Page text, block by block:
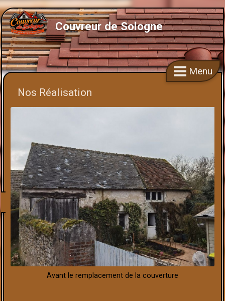
Couvreur de Sologne
Menu
Nos Réalisation
Avant le remplacement de la couverture